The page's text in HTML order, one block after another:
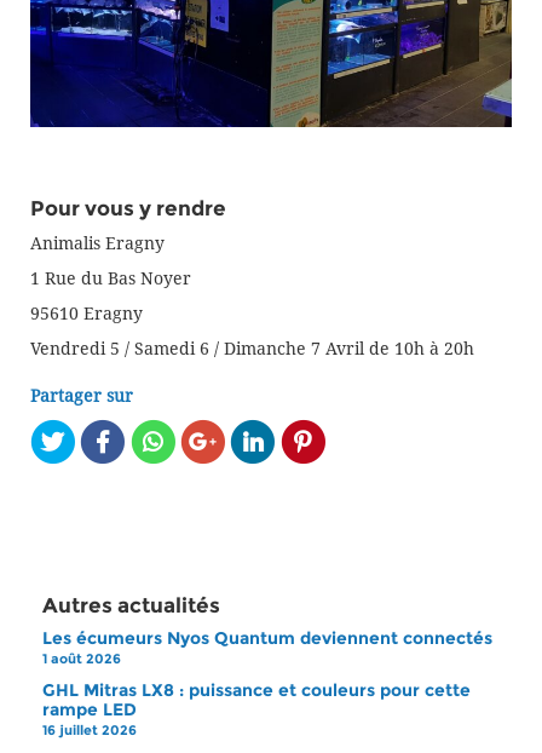
Pour vous y rendre
Animalis Eragny
1 Rue du Bas Noyer
95610 Eragny
Vendredi 5 / Samedi 6 / Dimanche 7 Avril de 10h à 20h
Partager sur
Autres actualités
Les écumeurs Nyos Quantum deviennent connectés
1 août 2026
GHL Mitras LX8 : puissance et couleurs pour cette
rampe LED
16 juillet 2026